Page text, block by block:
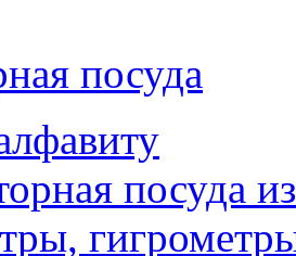
посуда
посуда